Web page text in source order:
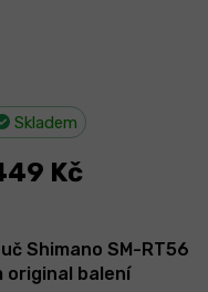
Skladem
Kč
Shimano SM-RT56
original balení